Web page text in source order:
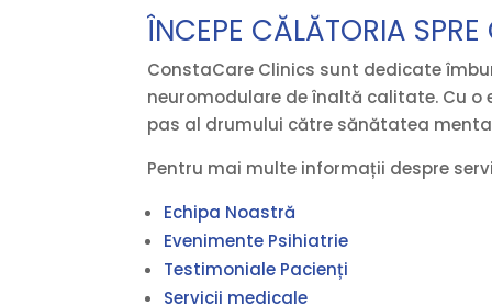
ÎNCEPE CĂLĂTORIA
ConstaCare Clinics sunt dedicate
neuromodulare de înaltă calitate. Cu
pas al drumului către sănătatea
Pentru mai multe informații despre
Echipa Noastră
Evenimente Psihiatrie
Testimoniale Pacienți
Servicii medicale